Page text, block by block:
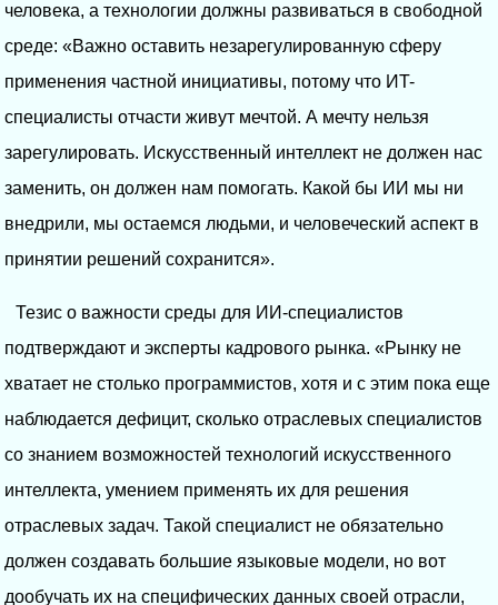
человека, а технологии должны развиваться в свободной
среде: «Важно оставить незарегулированную сферу
применения частной инициативы, потому что ИT-
специалисты отчасти живут мечтой. А мечту нельзя
зарегулировать. Искусственный интеллект не должен нас
заменить, он должен нам помогать. Какой бы ИИ мы ни
внедрили, мы остаемся людьми, и человеческий аспект в
принятии решений сохранится».
Тезис о важности среды для ИИ-специалистов
подтверждают и эксперты кадрового рынка. «Рынку не
хватает не столько программистов, хотя и с этим пока еще
наблюдается дефицит, сколько отраслевых специалистов
со знанием возможностей технологий искусственного
интеллекта, умением применять их для решения
отраслевых задач. Такой специалист не обязательно
должен создавать большие языковые модели, но вот
дообучать их на специфических данных своей отрасли,